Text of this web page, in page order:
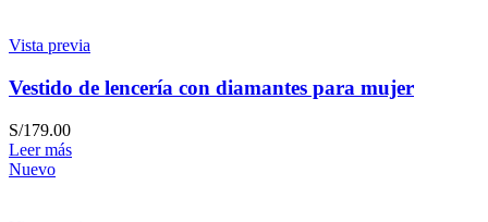
Vista previa
Vestido de lencería con diamantes para mujer
S/179.00
Leer más
Nuevo